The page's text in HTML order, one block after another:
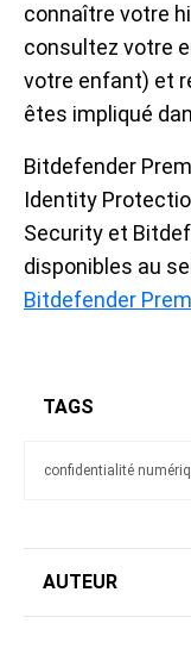
connaître votre
consultez votre
votre enfant) et
êtes impliqué
Bitdefender
Identity
Security et
disponibles au
Bitdefender
TAGS
confidentialité
AUTEUR